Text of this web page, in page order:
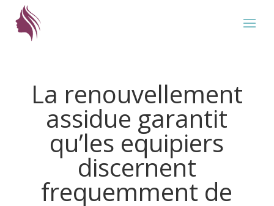
La renouvellement
assidue garantit
qu’les equipiers
discernent
frequemment de